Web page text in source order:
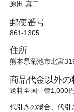
原田 真二
郵便番号
861-1305
住所
熊本県菊池市北宮
商品代金以外の
送料全国一律1,000
代引きの場合、代引